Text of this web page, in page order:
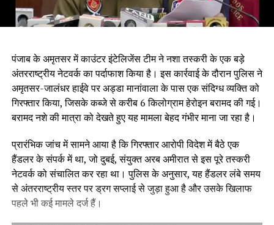
पंजाब के अमृतसर में काउंटर इंटेलिजेंस टीम ने नशा तस्करी के एक बड़े
अंतरराष्ट्रीय नेटवर्क का पर्दाफाश किया है। इस कार्रवाई के दौरान पुलिस ने
अमृतसर-जालंधर हाईवे पर अड्डा मानांवाला के पास एक संदिग्ध व्यक्ति को
गिरफ्तार किया, जिसके कब्जे से करीब 6 किलोग्राम हेरोइन बरामद की गई।
बरामद नशे की मात्रा को देखते हुए यह मामला बेहद गंभीर माना जा रहा है।
प्रारंभिक जांच में सामने आया है कि गिरफ्तार आरोपी विदेश में बैठे एक
हैंडलर के संपर्क में था, जो दुबई, संयुक्त अरब अमीरात से इस पूरे तस्करी
नेटवर्क को संचालित कर रहा था। पुलिस के अनुसार, यह हैंडलर लंबे समय
से अंतरराष्ट्रीय स्तर पर ड्रग सप्लाई से जुड़ा हुआ है और उसके खिलाफ
पहले भी कई मामले दर्ज हैं।